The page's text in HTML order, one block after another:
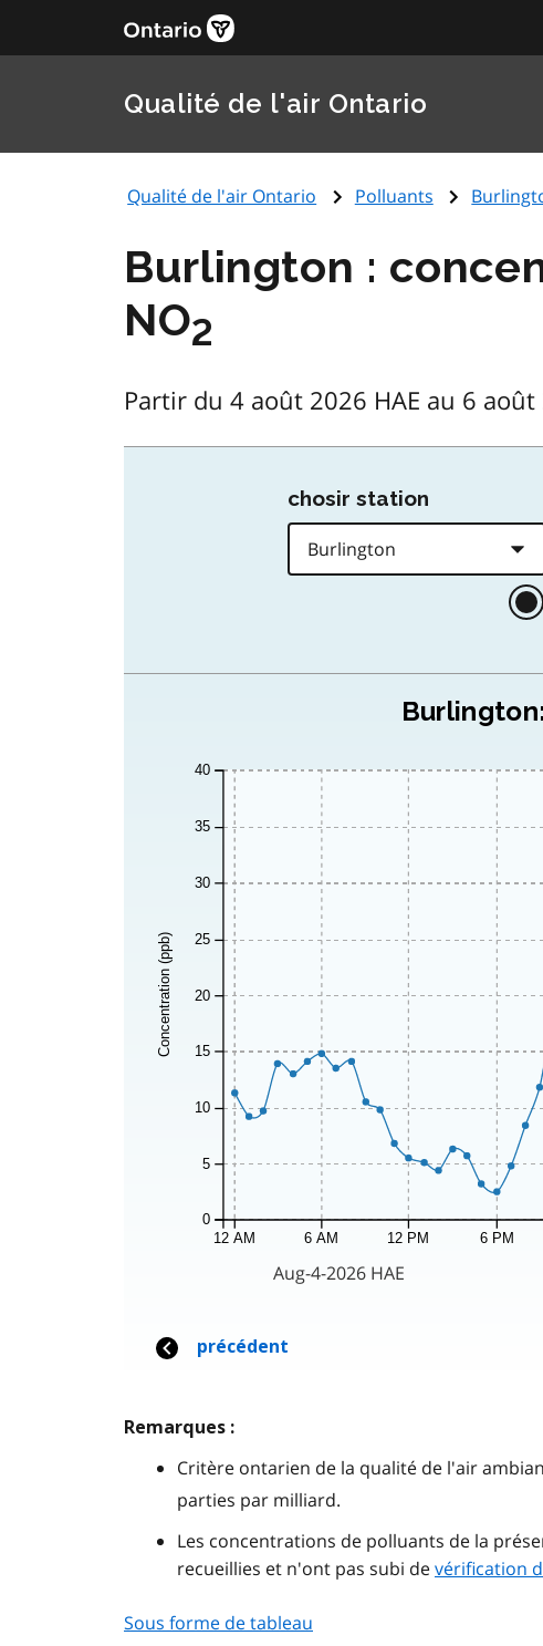
Qualité de l'air Ontario
Qualité de l'air Ontario Polluants
Burlington :
NO2
Partir du 4 août 2026 HAE au 6 août
Remarques :
Critère ontarien de la qualité de l'air
parties par milliard.
Les concentrations de polluants de la
recueillies et n'ont pas subi devérification
Sous forme de tableau